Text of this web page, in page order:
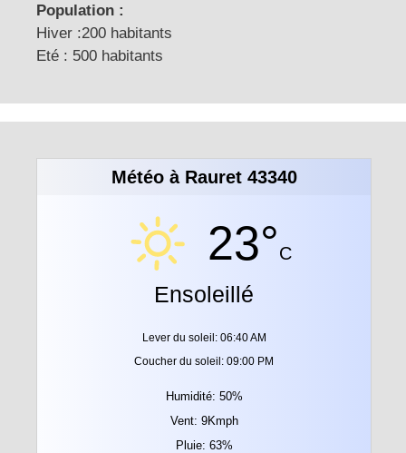
Population :
Hiver :200 habitants
Eté : 500 habitants
Météo à Rauret 43340
23°C
Ensoleillé
Lever du soleil: 06:40 AM
Coucher du soleil: 09:00 PM
Humidité: 50%
Vent: 9Kmph
Pluie: 63%